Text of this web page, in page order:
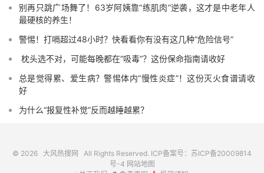
别再只跳广场舞了！63岁阿姨靠“练肌肉”逆袭，这才是中老年人
最硬核的养生！
警惕！打嗝超过48小时？快看看你有没有这几种“危险信号”️
️ 枕头选不对，可能每晚都在“吸毒”？这份保命指南请收好
总是觉得累、爱生病？警惕体内“慢性炎症”！这份灭火食谱请收
好
为什么“报复性补觉”反而越睡越累？
© 2026 大风热搜网 All Rights Reserved. ICP备案号： 苏ICP备20009814
号-4 网站地图